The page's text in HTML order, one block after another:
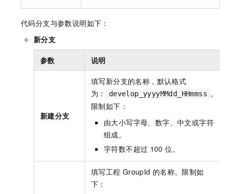
代码分支与参数说明如下：
新分支
参数 说明
新建分支
填写新分支的名称，默认格式
为：
develop_yyyyMMdd_HHmmss 。
限制如下：
由大小写字母、数字、中文或字符
组成。
字符数不超过 100 位。
填写工程 GroupId 的名称。限制如
下：